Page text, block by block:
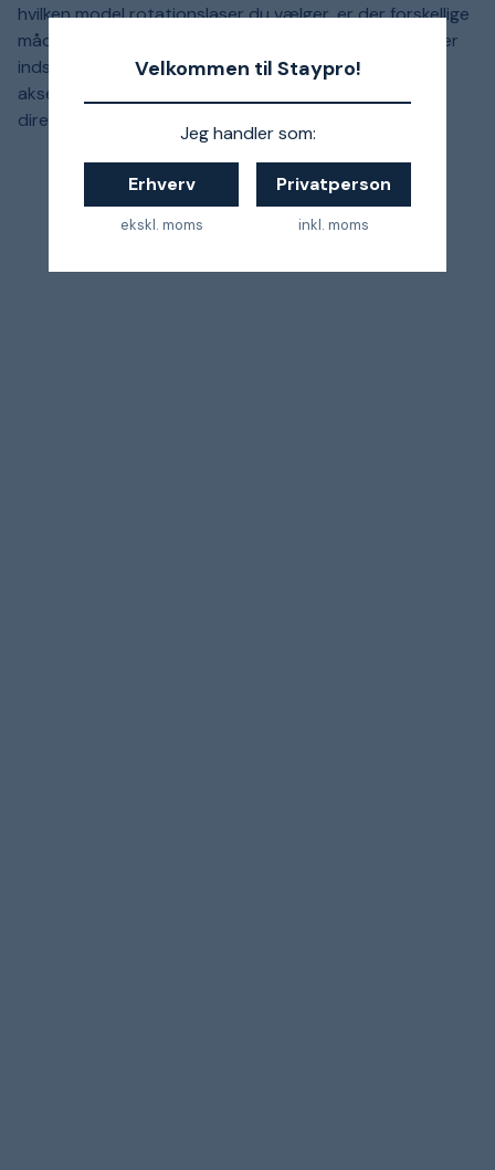
Velkommen til Staypro!
Jeg handler som:
Erhverv
ekskl. moms
Privatperson
inkl. moms
hvilken model rotationslaser du vælger, er der forskellige
måder at indstille hældningen på. På de fleste modeller
indstiller du sagen manuelt og løbende + og - i begge
akser. Men på de nye modeller sætter du faldet i %
direkte i et digitalt display.